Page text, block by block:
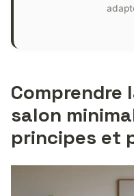
Comprendre
salon
principes et